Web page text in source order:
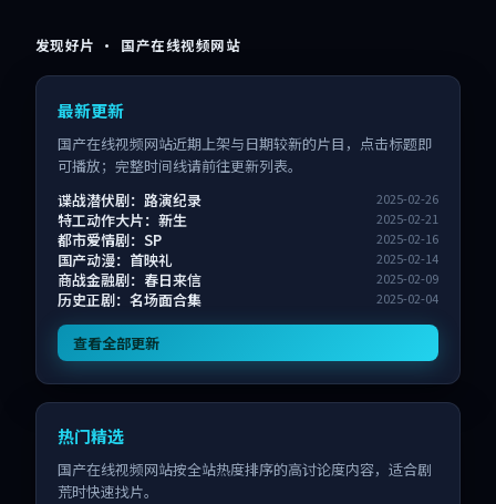
发现好片 · 国产在线视频网站
最新更新
国产在线视频网站近期上架与日期较新的片目，点击标题即
可播放；完整时间线请前往更新列表。
谍战潜伏剧：路演纪录
2025-02-26
特工动作大片：新生 2025-02-21
都市爱情剧：SP 2025-02-16
国产动漫：首映礼 2025-02-14
商战金融剧：春日来信 2025-02-09
历史正剧：名场面合集 2025-02-04
查看全部更新
热门精选
国产在线视频网站按全站热度排序的高讨论度内容，适合剧
荒时快速找片。